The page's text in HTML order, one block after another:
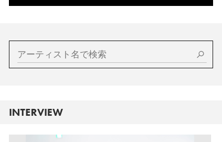
INTERVIEW